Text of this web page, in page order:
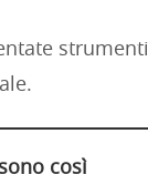
strumenti
così